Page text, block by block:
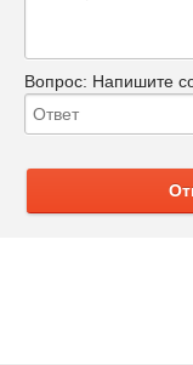
Вопрос: Напишите